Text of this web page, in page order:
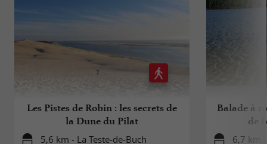
Les Pistes de Robin : les secrets de
la Dune du Pilat
5,6 km - La Teste-de-Buch
Balade à
de
6,7 km